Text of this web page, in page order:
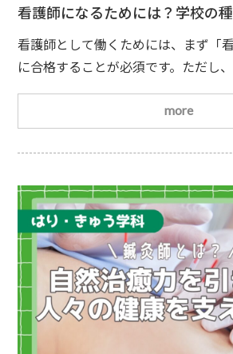
看護師になるためには？学校の
選び方
看護師として働くためには、まず「
に合格することが必須です。ただし
めには一定の条件を満たす必要があ
は、国が指定する看護師養成校で3
修了し、卒業することが条件とされ
び、その後に国家試験を受験し、合
more